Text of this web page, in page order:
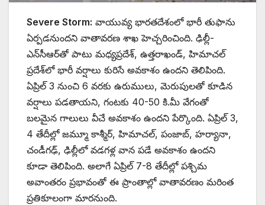
Severe Storm: వాయువ్య భారతదేశంలో భారీ తుఫాను
ఏర్పడనుందని వాతావరణ శాఖ హెచ్చరించింది. ఢిల్లీ-
ఎన్‌సీఆర్‌తో పాటు మధ్యప్రదేశ్, ఉత్తరాఖండ్, హిమాచల్
ప్రదేశ్‌లో భారీ వర్షాలు కురిసే అవకాశం ఉందని తెలిపింది.
ఏప్రిల్ 3 నుంచి 6 వరకు ఉరుములు, మెరుపులతో కూడిన
వర్షాలు పడతాయని, గంటకు 40-50 కి.మీ వేగంతో
బలమైన గాలులు వీచే అవకాశం ఉందని పేర్కొంది. ఏప్రిల్ 3,
4 తేదీల్లో జమ్మూ కాశ్మీర్, హిమాచల్, పంజాబ్, హర్యానా,
చండీగఢ్, ఢిల్లీలో వడగళ్ల వాన పడే అవకాశం ఉందని
కూడా తెలిపింది. అలాగే ఏప్రిల్ 7-8 తేదీల్లో పశ్చిమ
అవాంతరం ప్రభావంతో ఈ ప్రాంతాల్లో వాతావరణం మరింత
ప్రతికూలంగా మారనుంది.